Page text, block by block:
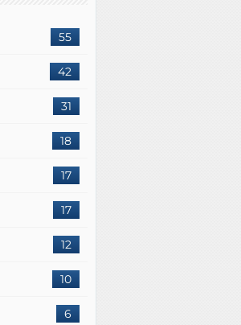
55
42
31
18
17
17
12
10
6